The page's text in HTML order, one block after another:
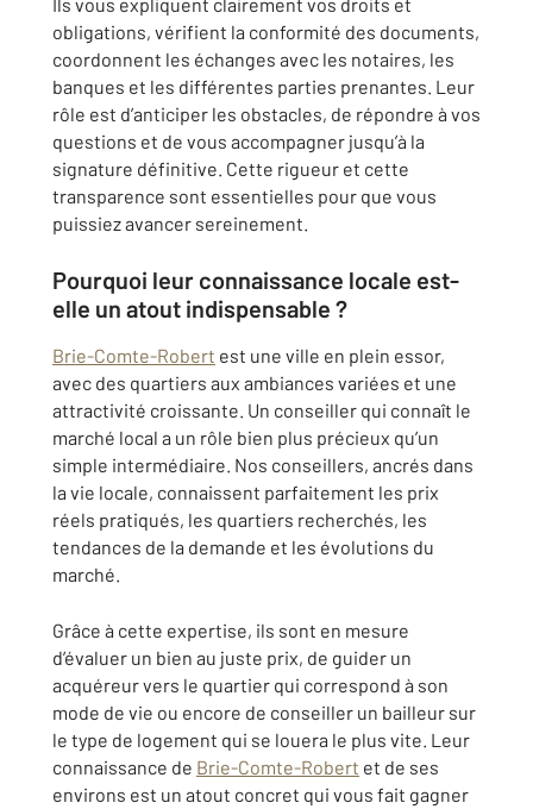
obligations, vérifient la conformité des documents,
coordonnent les échanges avec les notaires, les
banques et les différentes parties prenantes. Leur
rôle est d’anticiper les obstacles, de répondre à vos
questions et de vous accompagner jusqu’à la
signature définitive. Cette rigueur et cette
transparence sont essentielles pour que vous
puissiez avancer sereinement.
Pourquoi leur connaissance locale est-
elle un atout indispensable ?
Brie-Comte-Robert est une ville en plein essor,
avec des quartiers aux ambiances variées et une
attractivité croissante. Un conseiller qui connaît le
marché local a un rôle bien plus précieux qu’un
simple intermédiaire. Nos conseillers, ancrés dans
la vie locale, connaissent parfaitement les prix
réels pratiqués, les quartiers recherchés, les
tendances de la demande et les évolutions du
marché.
Grâce à cette expertise, ils sont en mesure
d’évaluer un bien au juste prix, de guider un
acquéreur vers le quartier qui correspond à son
mode de vie ou encore de conseiller un bailleur sur
le type de logement qui se louera le plus vite. Leur
connaissance de Brie-Comte-Robert et de ses
environs est un atout concret qui vous fait gagner